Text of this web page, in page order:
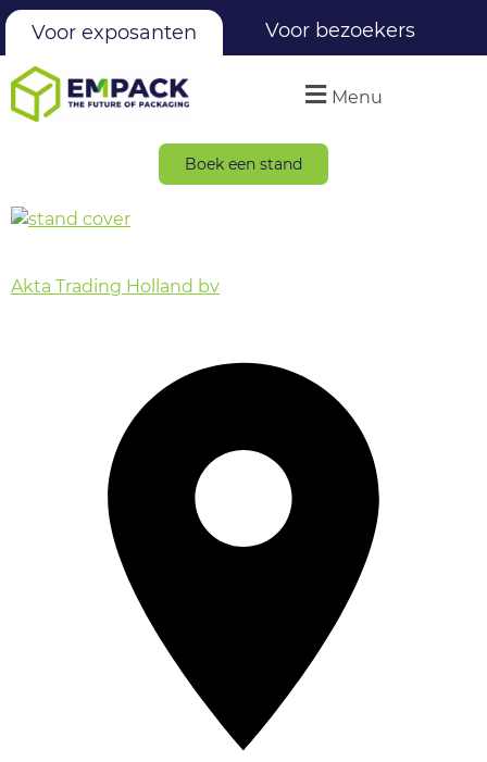
Voor exposanten Voor bezoekers
Menu
Boek een stand
Akta Trading Holland bv